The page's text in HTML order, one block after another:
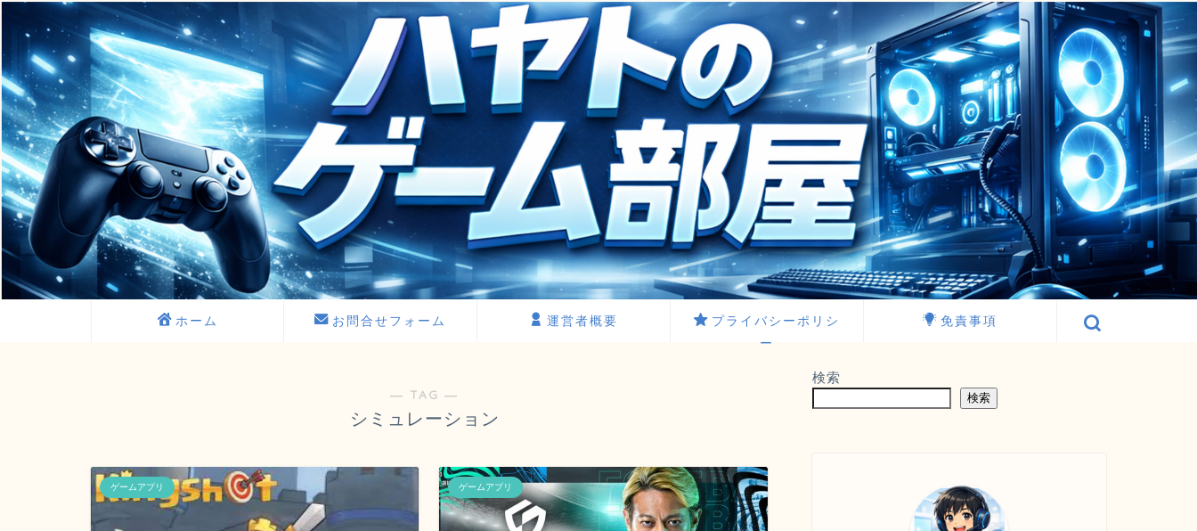
ホーム お問合せフォーム 運営者概要
プライバシーポリシ
ー
免責事項
― TAG ―
シミュレーション
ゲームアプリ ゲームアプリ
検索
検索